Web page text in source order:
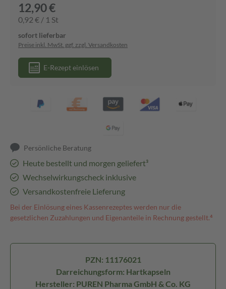
12,90 €
0,92 € / 1 St
sofort lieferbar
Preise inkl. MwSt. ggf. zzgl. Versandkosten
E-Rezept einlösen
Persönliche Beratung
Heute bestellt und morgen geliefert³
Wechselwirkungscheck inklusive
Versandkostenfreie Lieferung
Bei der Einlösung eines Kassenrezeptes werden nur die
gesetzlichen Zuzahlungen und Eigenanteile in Rechnung gestellt.⁴
PZN: 11176021
Darreichungsform: Hartkapseln
Hersteller: PUREN Pharma GmbH & Co. KG